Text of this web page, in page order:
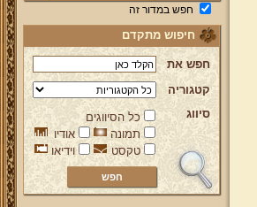
חפש במדור זה
חיפוש מתקדם
חפש את
קטגוריה
סיווג
כל הסיווגים
תמונה
אודיו
טקסט
וידיאו